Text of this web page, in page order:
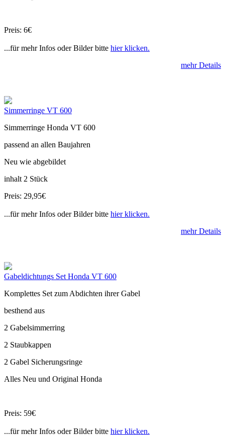
Preis: 6€
...für mehr Infos oder Bilder bitte hier klicken.
mehr Details
Simmerringe VT 600
Simmerringe Honda VT 600
passend an allen Baujahren
Neu wie abgebildet
inhalt 2 Stück
Preis: 29,95€
...für mehr Infos oder Bilder bitte hier klicken.
mehr Details
Gabeldichtungs Set Honda VT 600
Komplettes Set zum Abdichten ihrer Gabel
besthend aus
2 Gabelsimmerring
2 Staubkappen
2 Gabel Sicherungsringe
Alles Neu und Original Honda
Preis: 59€
...für mehr Infos oder Bilder bitte hier klicken.